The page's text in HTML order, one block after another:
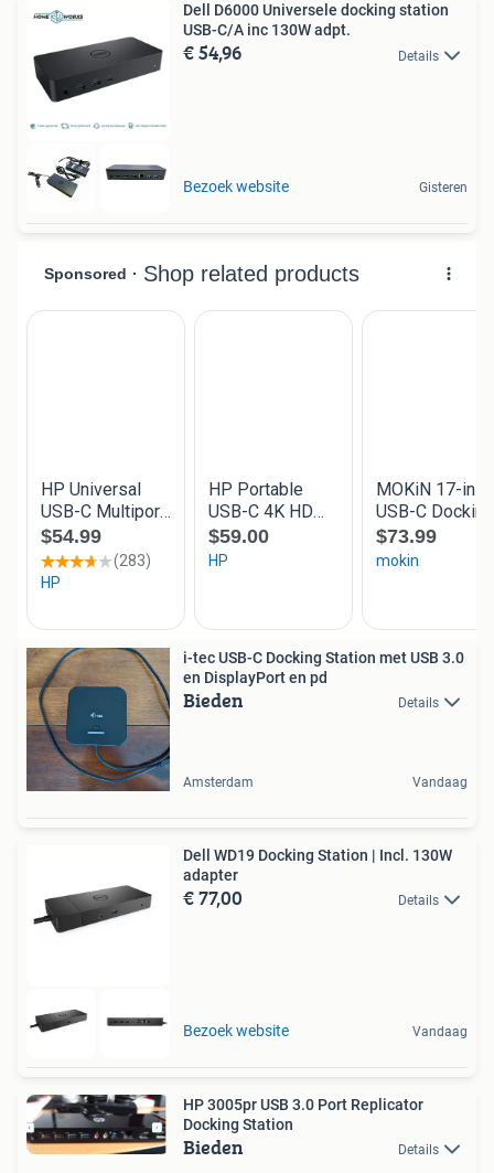
Dell D6000 Universele docking station
USB-C/A inc 130W adpt.
€ 54,96 Details
Bezoek website Gisteren
i-tec USB-C Docking Station met USB 3.0
en DisplayPort en pd
Bieden Details
Amsterdam Vandaag
Dell WD19 Docking Station | Incl. 130W
adapter
€ 77,00 Details
Bezoek website Vandaag
HP 3005pr USB 3.0 Port Replicator
Docking Station
Bieden Details